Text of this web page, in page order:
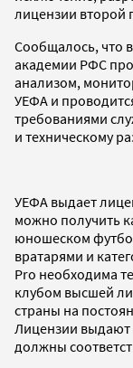
лицензии второй
Сообщалось, что
академии РФС
анализом,
УЕФА и
требованиями
и техническому
УЕФА выдает
можно получить
юношеском
вратарями и
Pro необходима
клубом высшей
страны на
Лицензии выдают
должны